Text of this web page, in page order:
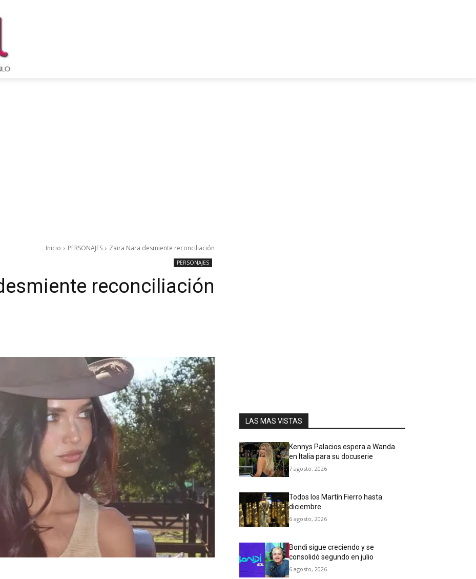
Inicio PERSONAJES Zaira Nara desmiente reconciliación
PERSONAJES
reconciliación
LAS MAS VISTAS
Kennys Palacios espera a Wanda
en Italia para su docuserie
7 agosto, 2026
Todos los Martín Fierro hasta
diciembre
6 agosto, 2026
Bondi sigue creciendo y se
consolidó segundo en julio
6 agosto, 2026